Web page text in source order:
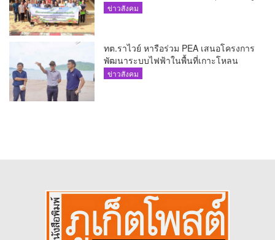
บริโภค
ข่าวสังคม
ทต.ราไวย์ หารือร่วม PEA เสนอโครงการ
พัฒนาระบบไฟฟ้าในพื้นที่เกาะโหลน
ข่าวสังคม